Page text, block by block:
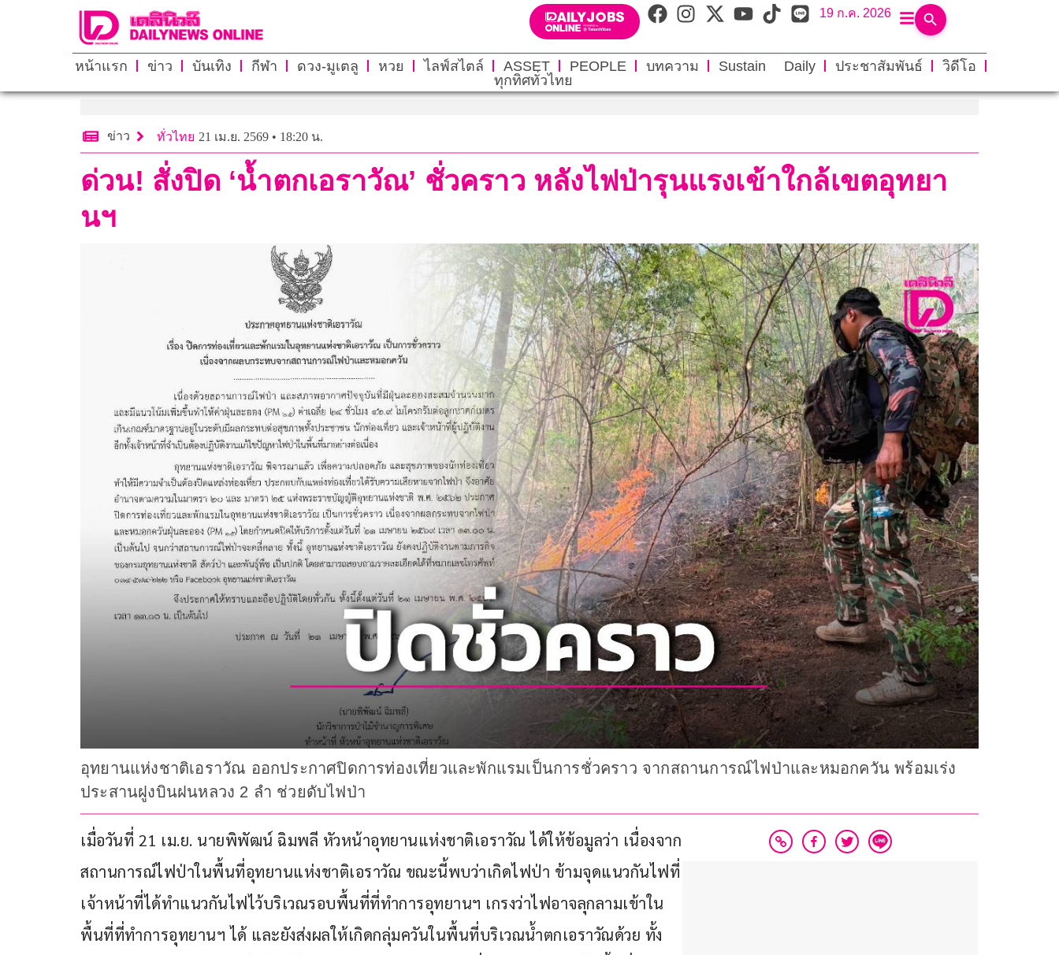
19 ก.ค. 2026
หน้าแรก ข่าว บันเทิง กีฬา ดวง-มูเตลู หวย ไลฟ์สไตล์ ASSET PEOPLE บทความ Sustain Daily ประชาสัมพันธ์
วิดีโอ
ทุกทิศทั่วไทย
ข่าว ทั่วไทย 21 เม.ย. 2569 • 18:20 น.
ด่วน! สั่งปิด ‘นํ้าตกเอราวัณ’ ชั่วคราว หลังไฟป่ารุนแรงเข้าใกล้เขตอุทยา
นฯ
อุทยานแห่งชาติเอราวัณ ออกประกาศปิดการท่องเที่ยวและพักแรมเป็นการชั่วคราว จากสถานการณ์ไฟป่าและหมอกควัน พร้อมเร่ง
ประสานฝูงบินฝนหลวง 2 ลำ ช่วยดับไฟป่า
เมื่อวันที่ 21 เม.ย. นายพิพัฒน์ ฉิมพลี หัวหน้าอุทยานแห่งชาติเอราวัณ ได้ให้ข้อมูลว่า เนื่องจาก
สถานการณ์ไฟป่าในพื้นที่อุทยานแห่งชาติเอราวัณ ขณะนี้พบว่าเกิดไฟป่า ข้ามจุดแนวกันไฟที่
เจ้าหน้าที่ได้ทำแนวกันไฟไว้บริเวณรอบพื้นที่ที่ทำการอุทยานฯ เกรงว่าไฟอาจลุกลามเข้าใน
พื้นที่ที่ทำการอุทยานฯ ได้ และยังส่งผลให้เกิดกลุ่มควันในพื้นที่บริเวณน้ำตกเอราวัณด้วย ทั้ง